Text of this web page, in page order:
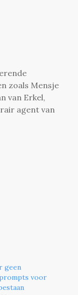
zoals Mensje
van Erkel,
agent van
geen
voor